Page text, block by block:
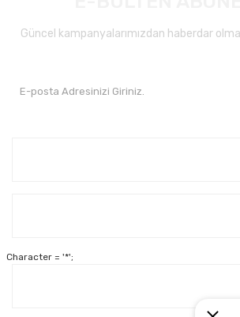
Güncel kampanyalarımızdan haberdar
Character = '*';